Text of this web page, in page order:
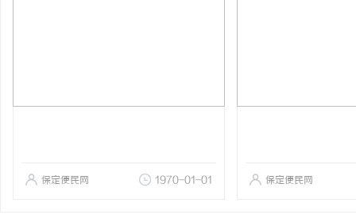
保定便民网 1970-01-01 保定便民网